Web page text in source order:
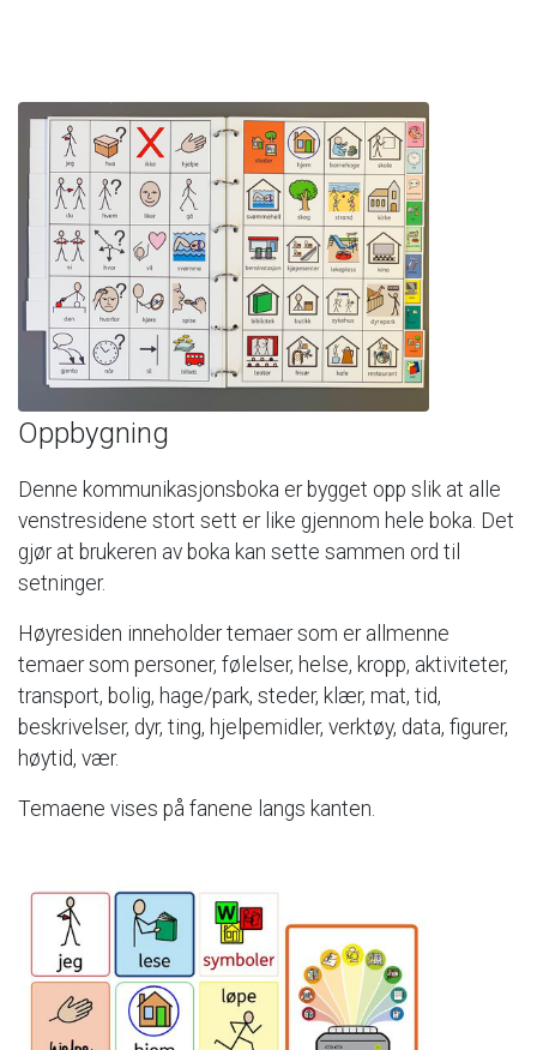
Oppbygning
Denne kommunikasjonsboka er bygget opp slik at alle
venstresidene stort sett er like gjennom hele boka. Det
gjør at brukeren av boka kan sette sammen ord til
setninger.
Høyresiden inneholder temaer som er allmenne
temaer som personer, følelser, helse, kropp, aktiviteter,
transport, bolig, hage/park, steder, klær, mat, tid,
beskrivelser, dyr, ting, hjelpemidler, verktøy, data, figurer,
høytid, vær.
Temaene vises på fanene langs kanten.